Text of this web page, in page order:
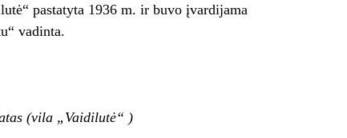
pastatyta 1936 m. ir buvo įvardijama
vadinta.
(vila „Vaidilutė“ )